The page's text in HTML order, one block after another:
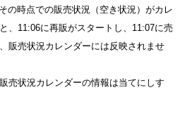
の時点での販売状況（空き状況）がカレ
、11:06に再販がスタートし、11:07に売
販売状況カレンダーには反映されませ
売状況カレンダーの情報は当てにしす